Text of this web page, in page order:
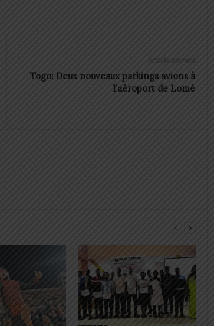
Article suivant
Togo: Deux nouveaux parkings avions à
l’aéroport de Lomé